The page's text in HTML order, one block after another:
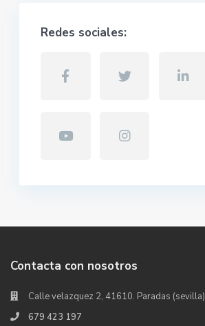
Redes sociales:
Contacta con nosotros
Calle velazquez 2, 41610. Paradas (sevilla)
679 423 197